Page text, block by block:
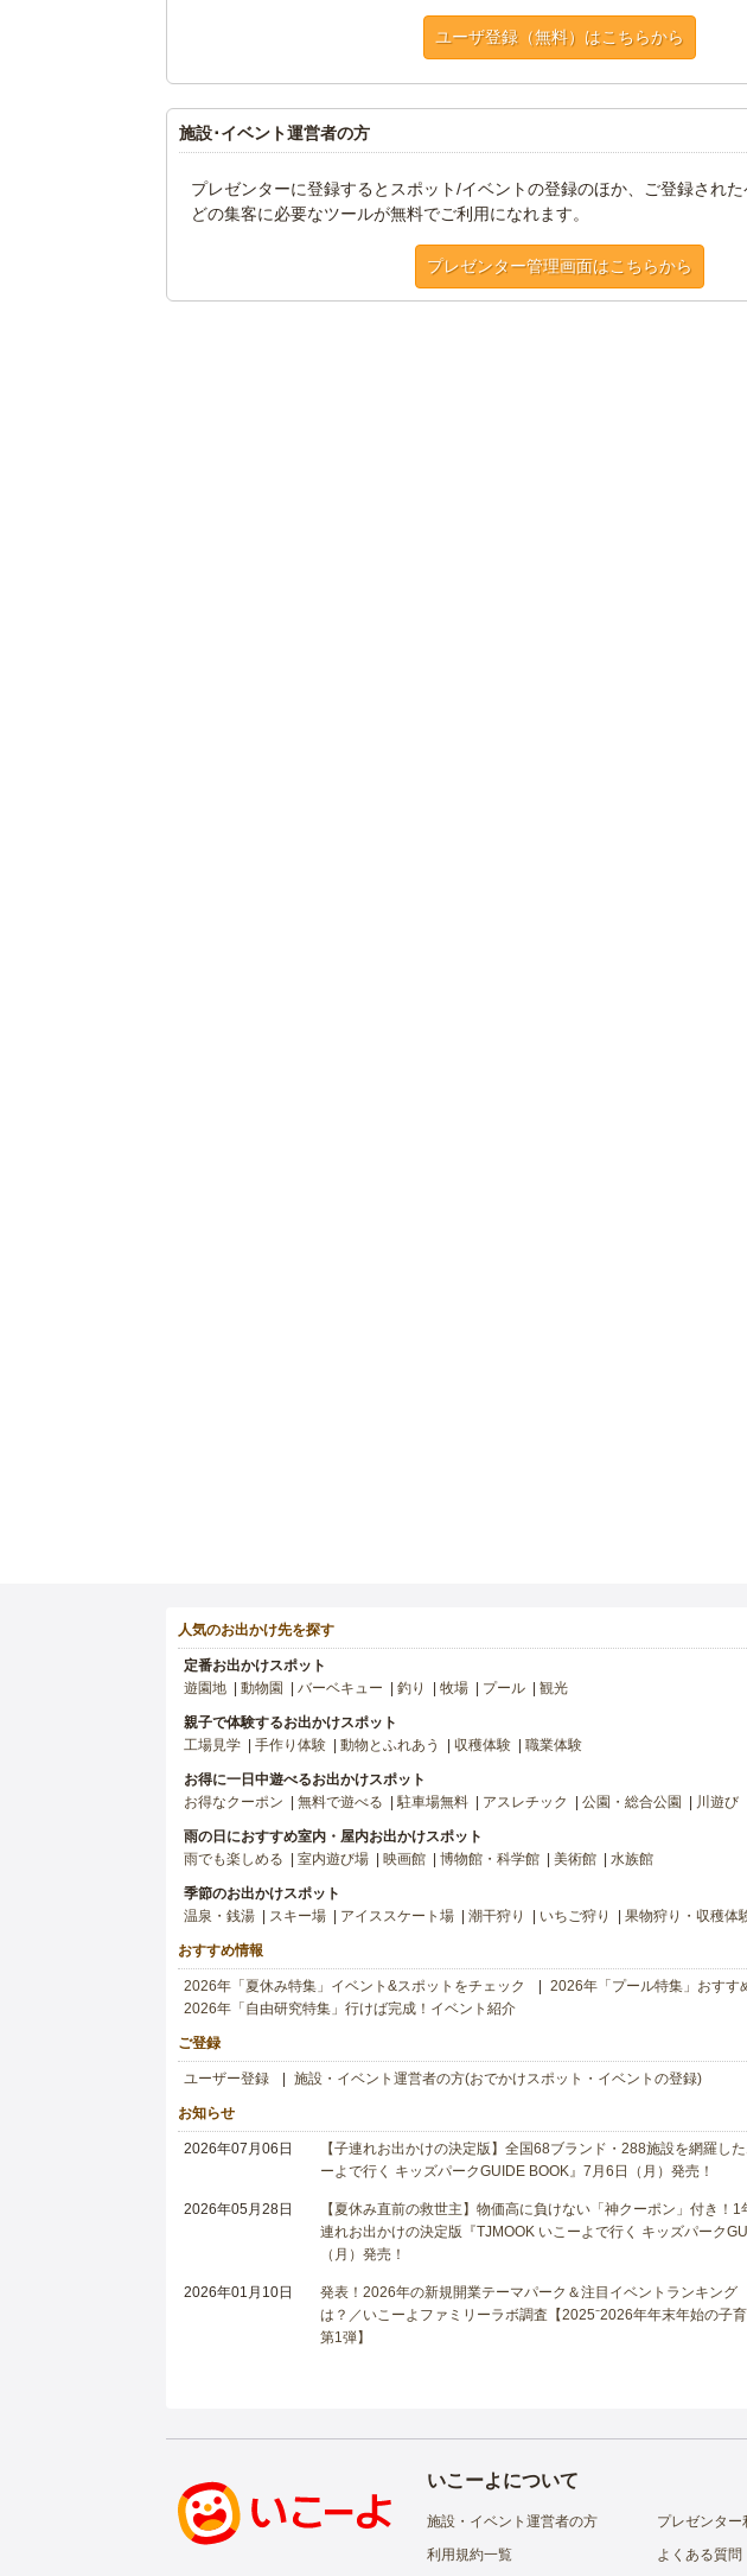
ユーザ登録（無料）はこちらから
施設･イベント運営者の方
プレゼンターに登録するとスポット/イベントの登録のほか、ご登録され
どの集客に必要なツールが無料でご利用になれます。
プレゼンター管理画面はこちらから
人気のお出かけ先を探す
定番お出かけスポット
遊園地
動物園 バーベキュー 釣り 牧場 プール 観光
親子で体験するお出かけスポット
工場見学
手作り体験 動物とふれあう 収穫体験 職業体験
お得に一日中遊べるお出かけスポット
お得なクーポン
無料で遊べる 駐車場無料 アスレチック 公園・総合公園 川遊び
雨の日におすすめ室内・屋内お出かけスポット
雨でも楽しめる
室内遊び場 映画館 博物館・科学館 美術館 水族館
季節のお出かけスポット
温泉・銭湯
スキー場 アイススケート場 潮干狩り いちご狩り 果物狩り・収穫体
おすすめ情報
2026年「夏休み特集」イベント&スポットをチェック
2026年「プール特集」おすす
2026年「自由研究特集」行けば完成！イベント紹介
ご登録
ユーザー登録 施設・イベント運営者の方(おでかけスポット・イベントの登録)
お知らせ
2026年07月06日
【子連れお出かけの決定版】全国68ブランド・288施設を網羅し
ーよで行く キッズパークGUIDE BOOK』7月6日（月）発売！
2026年05月28日
【夏休み直前の救世主】物価高に負けない「神クーポン」付き！1
連れお出かけの決定版『TJMOOK いこーよで行く キッズパーク
（月）発売！
2026年01月10日
発表！2026年の新規開業テーマパーク＆注目イベントランキン
は？／いこーよファミリーラボ調査【2025⁻2026年年末年始の子
第1弾】
いこーよについて
施設・イベント運営者の方
プレゼンタ
利用規約一覧
よくある質問